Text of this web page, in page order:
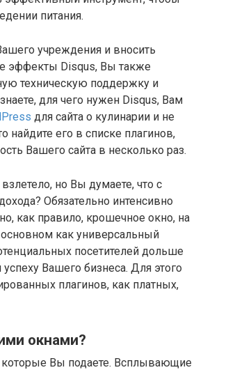
питания.
учреждения и вносить
эффекты Disqus, Вы также
техническую поддержку и
для чего нужен Disqus, Вам
для сайта о кулинарии и не
его в списке плагинов,
Вашего сайта в несколько раз.
но Вы думаете, что с
Обязательно интенсивно
как правило, крошечное окно, на
как универсальный
посетителей дольше
Вашего бизнеса. Для этого
плагинов, как платных,
окнами?
Вы подаете. Всплывающие